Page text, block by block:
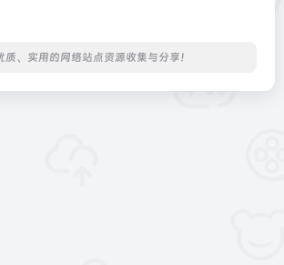
质、实用的网络站点资源收集与分享！